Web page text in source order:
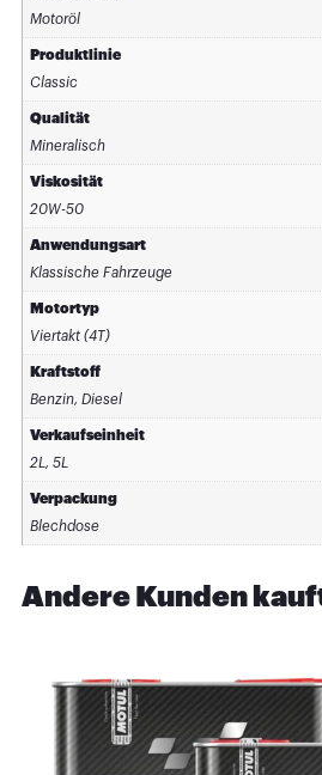
Motoröl
Produktlinie
Classic
Qualität
Mineralisch
Viskosität
20W-50
Anwendungsart
Klassische Fahrzeuge
Motortyp
Viertakt (4T)
Kraftstoff
Benzin, Diesel
Verkaufseinheit
2L, 5L
Verpackung
Blechdose
Andere Kunden